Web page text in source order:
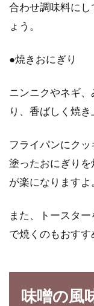
合わせ調味料に
ょう。
●焼きおにぎり
ニンニクやネギ
り、香ばしく焼き
フライパンにク
塗ったおにぎり
が楽になりますよ
また、トースタ
で焼くのもおすす
味噌の風